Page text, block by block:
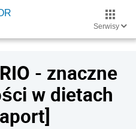
Serwisy
- znaczne
w dietach